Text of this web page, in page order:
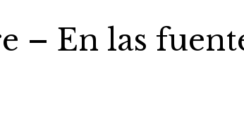
– En las